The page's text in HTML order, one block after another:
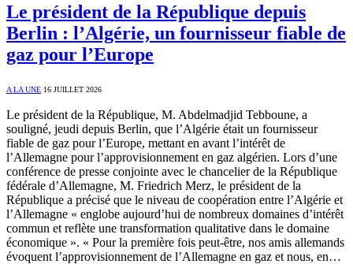
Le président de la République depuis
Berlin : l’Algérie, un fournisseur fiable de
gaz pour l’Europe
A LA UNE 16 JUILLET 2026
Le président de la République, M. Abdelmadjid Tebboune, a
souligné, jeudi depuis Berlin, que l’Algérie était un fournisseur
fiable de gaz pour l’Europe, mettant en avant l’intérêt de
l’Allemagne pour l’approvisionnement en gaz algérien. Lors d’une
conférence de presse conjointe avec le chancelier de la République
fédérale d’Allemagne, M. Friedrich Merz, le président de la
République a précisé que le niveau de coopération entre l’Algérie et
l’Allemagne « englobe aujourd’hui de nombreux domaines d’intérêt
commun et reflète une transformation qualitative dans le domaine
économique ». « Pour la première fois peut-être, nos amis allemands
évoquent l’approvisionnement de l’Allemagne en gaz et nous, en…